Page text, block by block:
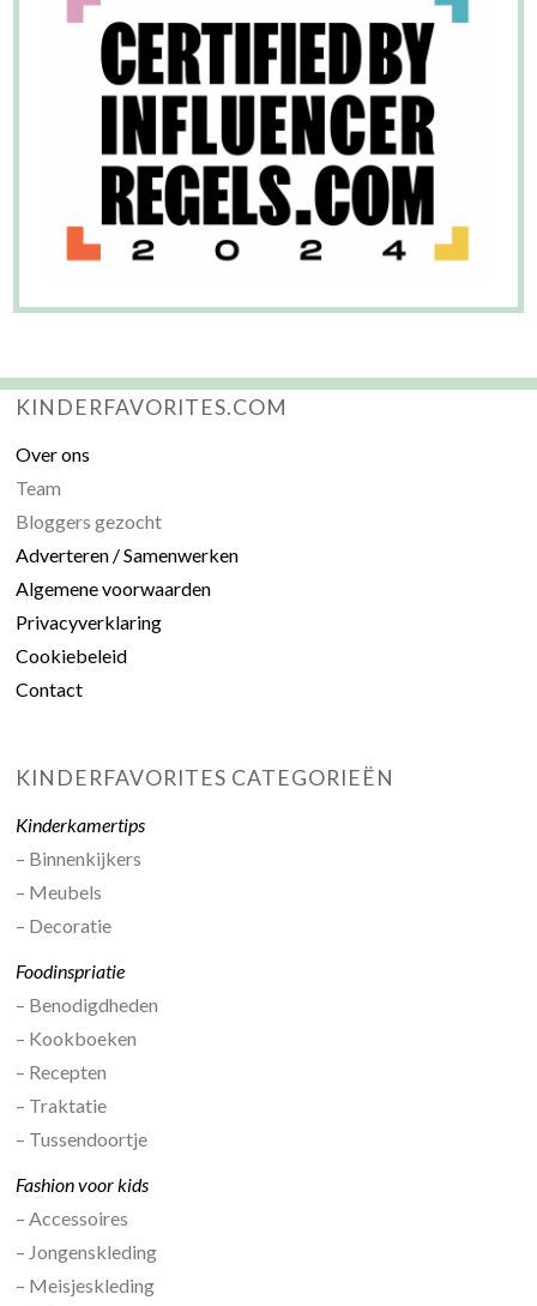
KINDERFAVORITES.COM
Over ons
Team
Bloggers gezocht
Adverteren / Samenwerken
Algemene voorwaarden
Privacyverklaring
Cookiebeleid
Contact
KINDERFAVORITES CATEGORIEËN
Kinderkamertips
– Binnenkijkers
– Meubels
– Decoratie
Foodinspriatie
– Benodigdheden
– Kookboeken
– Recepten
– Traktatie
– Tussendoortje
Fashion voor kids
– Accessoires
– Jongenskleding
– Meisjeskleding